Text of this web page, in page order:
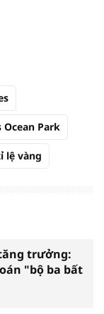
Ocean Park
lệ vàng
trưởng:
"bộ ba bất